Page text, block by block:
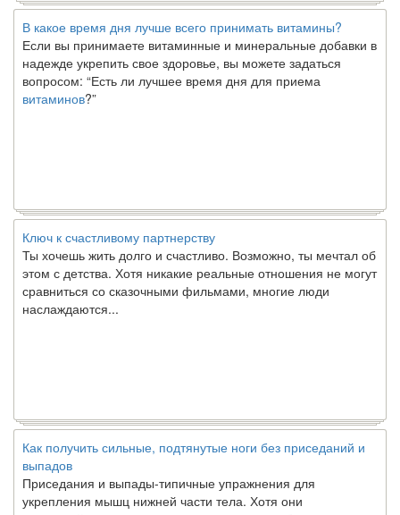
В какое время дня лучше всего принимать витамины?
Если вы принимаете витаминные и минеральные добавки в
надежде укрепить свое здоровье, вы можете задаться
вопросом: “Есть ли лучшее время дня для приема
витаминов ?”
Ключ к счастливому партнерству
Ты хочешь жить долго и счастливо. Возможно, ты мечтал об
этом с детства. Хотя никакие реальные отношения не могут
сравниться со сказочными фильмами, многие люди
наслаждаются...
Как получить сильные, подтянутые ноги без приседаний и
выпадов
Приседания и выпады-типичные упражнения для
укрепления мышц нижней части тела. Хотя они
чрезвычайно распространены, они не могут быть